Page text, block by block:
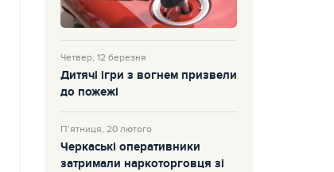
Четвер, 12 березня
Дитячі ігри з вогнем призвели
до пожежі
П’ятниця, 20 лютого
Черкаські оперативники
затримали наркоторговця зі